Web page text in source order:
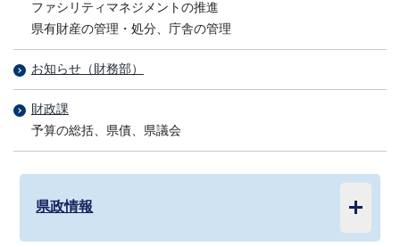
ファシリティマネジメントの推進
県有財産の管理・処分、庁舎の管理
お知らせ（財務部）
財政課
予算の総括、県債、県議会
県政情報